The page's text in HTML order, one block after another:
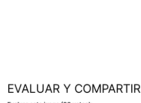
EVALUAR Y COMPARTIR